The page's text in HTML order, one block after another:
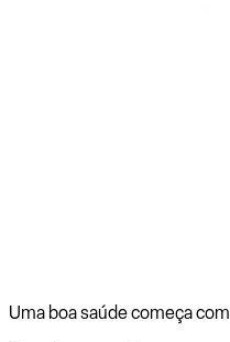
Uma boa saúde começa com